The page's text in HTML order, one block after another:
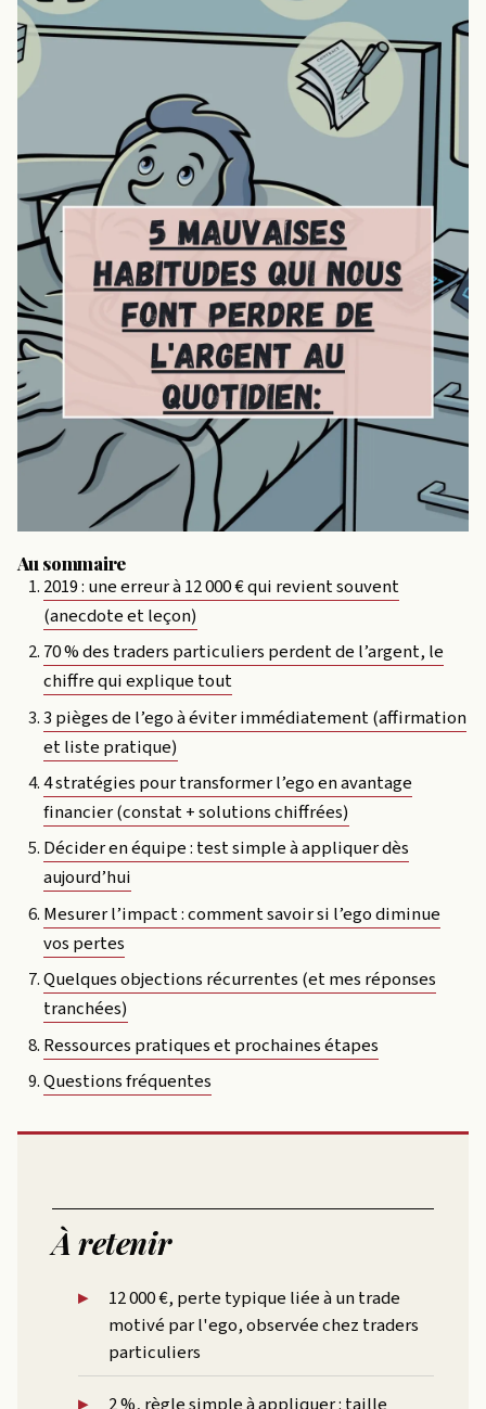
Au sommaire
2019 : une erreur à 12 000 € qui revient souvent
(anecdote et leçon)
70 % des traders particuliers perdent de l’argent, le
chiffre qui explique tout
3 pièges de l’ego à éviter immédiatement (affirmation
et liste pratique)
4 stratégies pour transformer l’ego en avantage
financier (constat + solutions chiffrées)
Décider en équipe : test simple à appliquer dès
aujourd’hui
Mesurer l’impact : comment savoir si l’ego diminue
vos pertes
Quelques objections récurrentes (et mes réponses
tranchées)
Ressources pratiques et prochaines étapes
Questions fréquentes
À retenir
12 000 €, perte typique liée à un trade
motivé par l'ego, observée chez traders
particuliers